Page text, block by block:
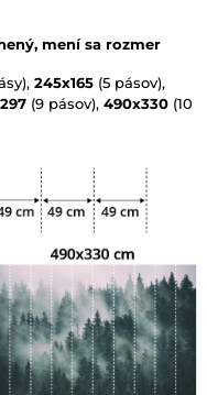
mení sa rozmer
245x165 (5 pásov),
(9 pásov), 490x330 (10